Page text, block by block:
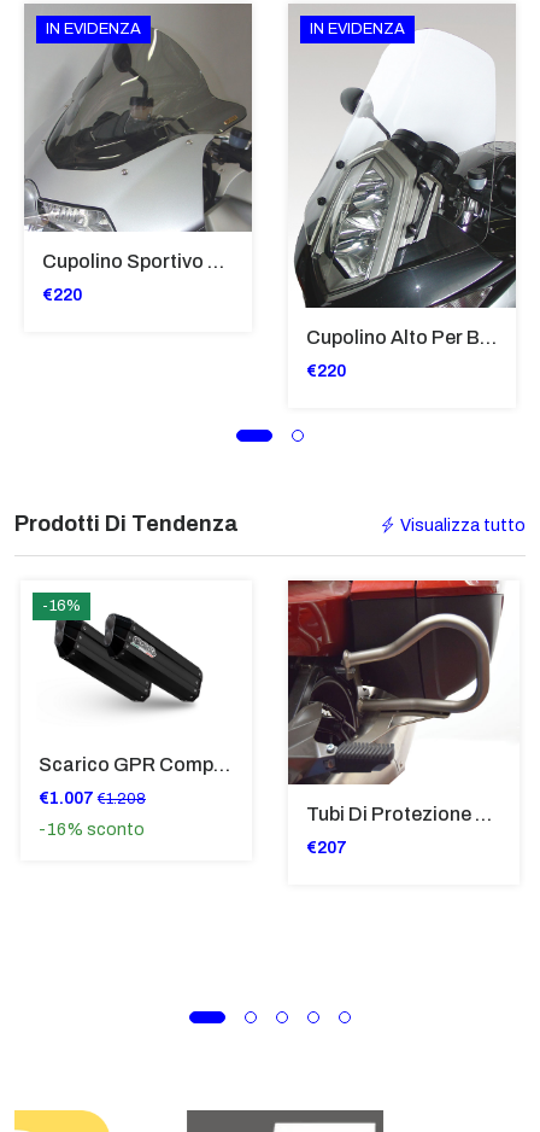
IN EVIDENZA
Cupolino Sportivo Per Bmw K 1200 R Sport 2005-07 TRASPARENTE - Sc967-T
€220
IN EVIDENZA
Cupolino Alto Per Bmw R 1200 St 2004 - 2007 TRASPARENTE - Sc950-T
€220
Prodotti Di Tendenza Visualizza tutto
-16%
Scarico GPR Compatibile Con Bmw K 1600 Gt 2017-2021 - Hyper Sonic Black Titanium
€1.007 €1.208
-16% sconto
Tubi Di Protezione Bauli Posteriori Per Bmw K 1600 Gt/Gtl (2010>2016) GIALLO - TB8025-K1600GTL
€207